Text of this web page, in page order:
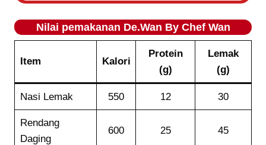
Nilai pemakanan De.Wan By Chef Wan
Item Kalori
Protein
(g)
Lemak
(g)
Nasi Lemak 550 12 30
Rendang
Daging
600 25 45